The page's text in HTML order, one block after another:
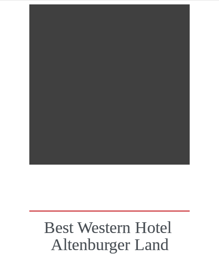
Best Western Hotel
Altenburger Land